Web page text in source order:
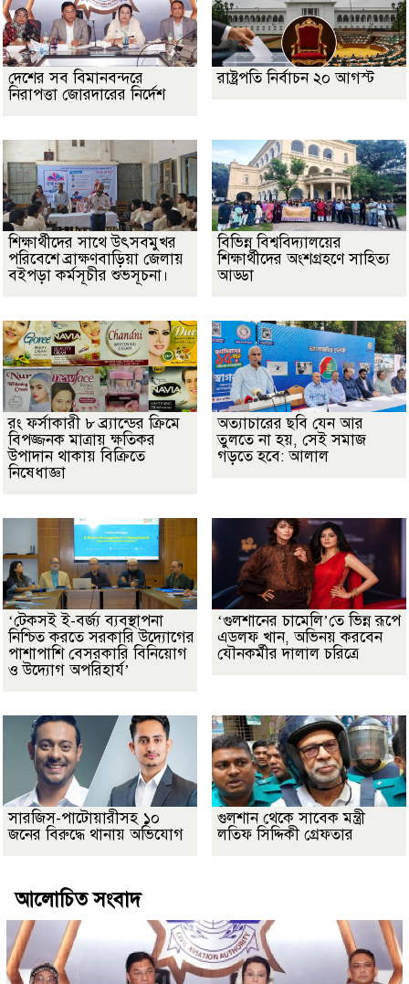
দেশের সব বিমানবন্দরে
নিরাপত্তা জোরদারের নির্দেশ
রাষ্ট্রপতি নির্বাচন ২০ আগস্ট
শিক্ষার্থীদের সাথে উৎসবমুখর
পরিবেশে ব্রাক্ষণবাড়িয়া জেলায়
বইপড়া কর্মসূচীর শুভসূচনা।
বিভিন্ন বিশ্ববিদ্যালয়ের
শিক্ষার্থীদের অংশগ্রহণে সাহিত্য
আড্ডা
রং ফর্সাকারী ৮ ব্র্যান্ডের ক্রিমে
বিপজ্জনক মাত্রায় ক্ষতিকর
উপাদান থাকায় বিক্রিতে
নিষেধাজ্ঞা
অত্যাচারের ছবি যেন আর
তুলতে না হয়, সেই সমাজ
গড়তে হবে: আলাল
‘টেকসই ই-বর্জ্য ব্যবস্থাপনা
নিশ্চিত করতে সরকারি উদ্যোগের
পাশাপাশি বেসরকারি বিনিয়োগ
ও উদ্যোগ অপরিহার্য’
‘গুলশানের চামেলি’তে ভিন্ন রূপে
এডলফ খান, অভিনয় করবেন
যৌনকর্মীর দালাল চরিত্রে
সারজিস-পাটোয়ারীসহ ১০
জনের বিরুদ্ধে থানায় অভিযোগ
গুলশান থেকে সাবেক মন্ত্রী
লতিফ সিদ্দিকী গ্রেফতার
আলোচিত সংবাদ